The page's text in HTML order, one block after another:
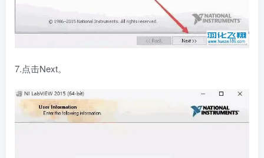
7.点击Next。